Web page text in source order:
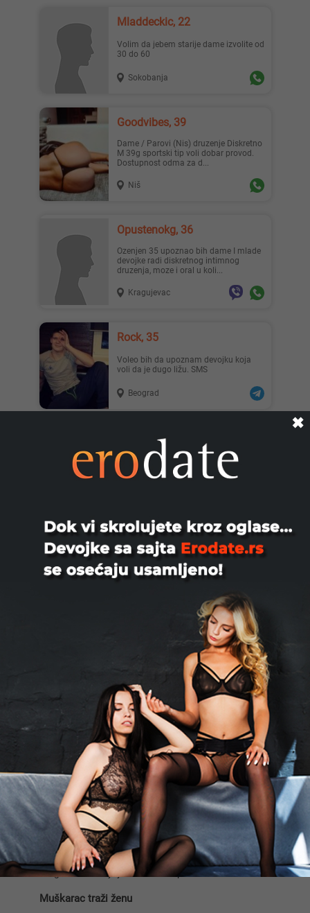
Mladdeckic, 22
Volim da jebem starije dame izvolite od
30 do 60
Sokobanja
Goodvibes, 39
Dame / Parovi (Nis) druzenje Diskretno
M 39g sportski tip voli dobar provod.
Dostupnost odma za d...
Niš
Opustenokg, 36
ozenjen 35 upoznao bih dame I mlade
devojke radi diskretnog intimnog
druzenja, moze i oral u koli...
Kragujevac
Rock, 35
Voleo bih da upoznam devojku koja
voli da je dugo ližu. SMS
Beograd
Zoran, 45
TRAZIM CURE ZENE ZA DRUZENJE
PROVOD MASIRANJE. TEL 063 8 153
517
Darko, 55
DOSAO BI KOD USAMLJENE DAME
KOJA JE ZA POVREMENO
PROBLEM.DAME JAVITE SE NA ...
diskretno viđanje. Približno slične
godište i vitke građe rasp...
Beograd
2 3
Muškarac traži ženu u Srbiji
Ako ste muškarac koji bi želeo da upozna devojku ili
ženu za seks - za jednokratne susrete, tematske
zabave, ozbiljna prijateljstva ili čak za brak, Xlist.rs ima
nešto da ponudi. Svaki momak i muškarac ovde može
besplatno postavljati i gledati oglase. Komunikacija sa
drugim ženama je jednostavna i praktična!
Muškarac traži ženu
✖